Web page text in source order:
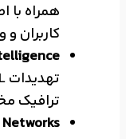
همراه با
کاربران
ترافیک